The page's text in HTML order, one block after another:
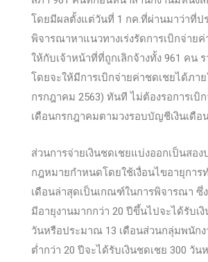
โดยมีผลตั้งแต่วันที่ 1 กค.ที่ผ่านมาว่าที่ป
พิจารณาหาแนวทางเร่งรัดการเบิกจ่าย
ให้กับเจ้าหน้าที่ที่ถูกเลิกจ้างทั้ง 961 คน
โดยจะให้มีการเบิกจ่ายค่าชดเชยได้ภา
กรกฎาคม 2563) ทันที ไม่ต้องรอการเบิ
เดือนกรกฎาคมตามวงรอบบัญชีเงินเดือ
ส่วนการจ่ายเงินชดเชยแบ่งออกเป็นสอง
กฎหมายกำหนดโดยใช้เงื่อนไขอายุการ
เดือนล่าสุดเป็นเกณฑ์ในการพิจารณา ซึ่
มีอายุงานมากกว่า 20 ปีขึ้นไปจะได้รับเ
วันหรือประมาณ 13 เดือนส่วนกลุ่มพนัก
ต่ำกว่า 20 ปีจะได้รับเงินชดเชย 300 วัน